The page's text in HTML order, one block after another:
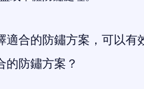
適合的防鏽方案，可以有
的防鏽方案？